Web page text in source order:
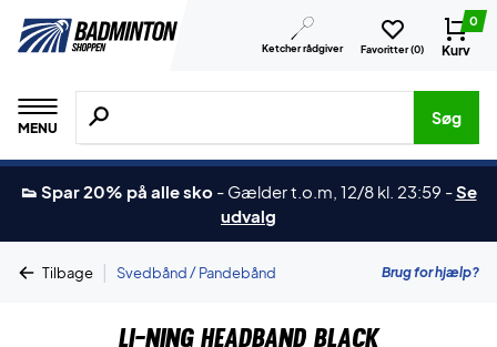
Ketcher rådgiver Favoritter (0)
0
Kurv
MENU
Søg efter produkter, mærker etc.
Søg
👟 Spar 20% på alle sko - Gælder t.o.m, 12/8 kl. 23:59 -Se
udvalg
Tilbage | Svedbånd / Pandebånd Brug for hjælp?
Li-Ning Headband Black